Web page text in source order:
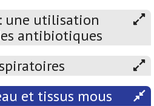
une utilisation
antibiotiques
et tissus mous